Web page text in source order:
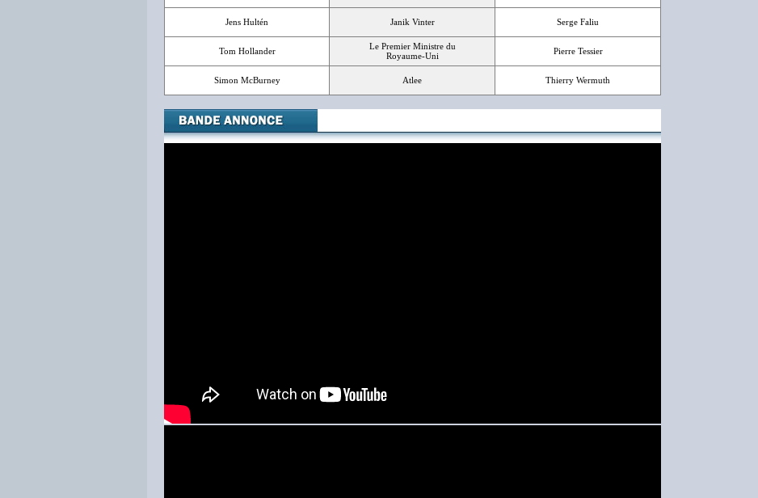
Jens Hultén Janik Vinter Serge Faliu
Tom Hollander
Le Premier Ministre du
Royaume-Uni
Pierre Tessier
Simon McBurney Atlee Thierry Wermuth